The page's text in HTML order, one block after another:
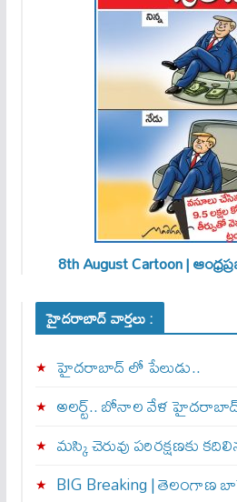
8th August Cartoon |
హైదరాబాద్ వార్తలు :
హైదరాబాద్ లో పేలుడు..
అలర్ట్‌.. బోనాల వేళ
మస్కి చెరువు పరిరక్షణకు
BIG Breaking |